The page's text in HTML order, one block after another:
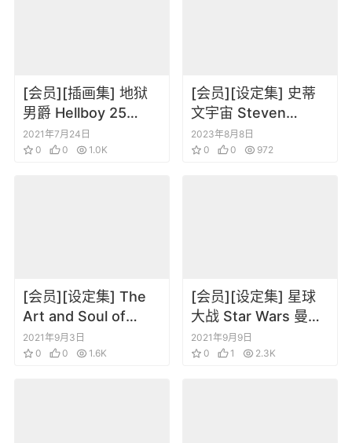
[会员][插画集] 地狱
男爵 Hellboy 25
Years of Covers
(2019) DL版
2021年7月24日
0
0 1.0K
[会员][设定集] 史蒂
文宇宙 Steven
Universe Art &
Origins
2023年8月8日
0
0 972
[会员][设定集] The
Art and Soul of
Blade Runner 2049
银翼杀手2049
2021年9月3日
0
0 1.6K
[会员][设定集] 星球
大战 Star Wars 曼达
洛人Mandalorian
2021年9月9日
0
1 2.3K